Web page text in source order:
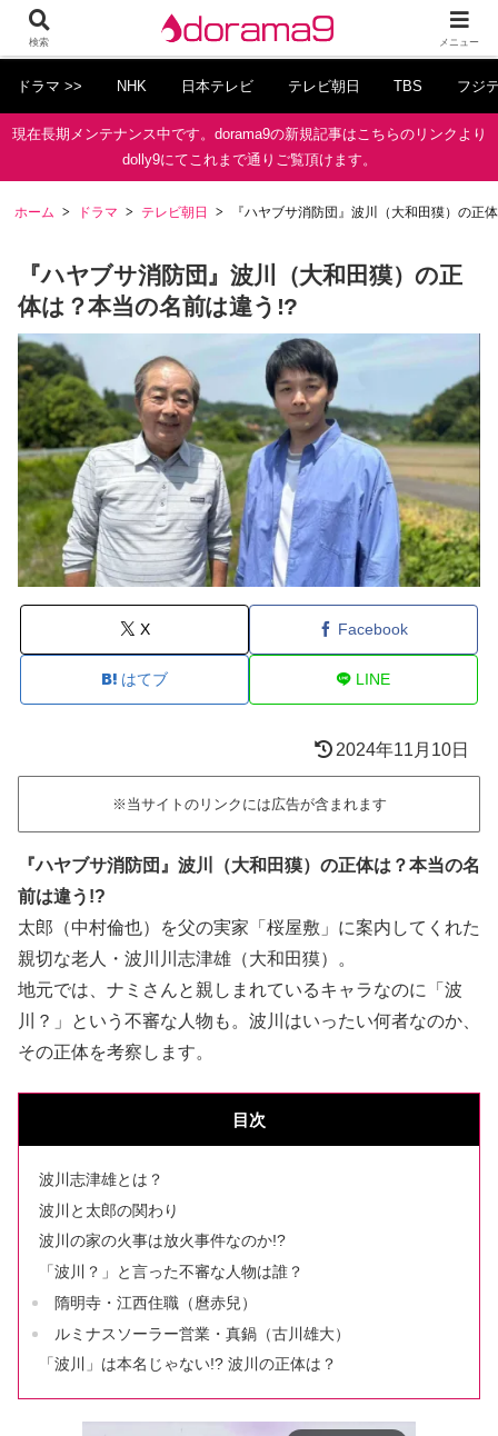
ドラマ >> NHK 日本テレビ テレビ朝日 TBS フジ
現在長期メンテナンス中です。dorama9の新規記事はこちらのリンクより
dolly9にてこれまで通りご覧頂けます。
ホーム ドラマ テレビ朝日 『ハヤブサ消防団』波川（大和田獏）の正
『ハヤブサ消防団』波川（大和田獏）の正
体は？本当の名前は違う!?
X Facebook
はてブ LINE
2024年11月10日
※当サイトのリンクには広告が含まれます
『ハヤブサ消防団』波川（大和田獏）の正体は？本当の名
前は違う!?
太郎（中村倫也）を父の実家「桜屋敷」に案内してくれた
親切な老人・波川川志津雄（大和田獏）。
地元では、ナミさんと親しまれているキャラなのに「波
川？」という不審な人物も。波川はいったい何者なのか、
その正体を考察します。
目次
波川志津雄とは？
波川と太郎の関わり
波川の家の火事は放火事件なのか!?
「波川？」と言った不審な人物は誰？
隋明寺・江西住職（麿赤兒）
ルミナスソーラー営業・真鍋（古川雄大）
「波川」は本名じゃない!? 波川の正体は？
検索 メニュー